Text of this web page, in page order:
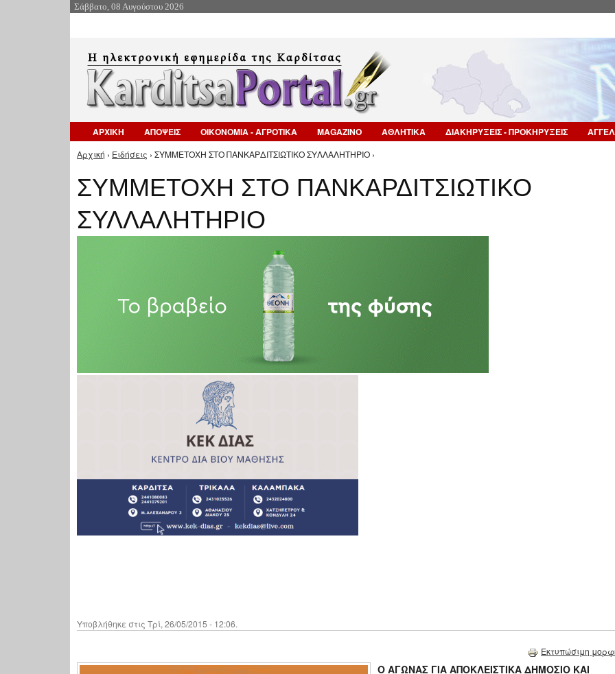
Σάββατο, 08 Αυγούστου 2026
ΑΡΧΙΚΗ ΑΠΟΨΕΙΣ ΟΙΚΟΝΟΜΙΑ - ΑΓΡΟΤΙΚΑ MAGAZINO ΑΘΛΗΤΙΚΑ ΔΙΑΚΗΡΥΞΕΙΣ - ΠΡΟΚΗΡΥΞΕΙΣ
Είστε εδώ
Αρχική › Ειδήσεις › ΣΥΜΜΕΤΟΧΗ ΣΤΟ ΠΑΝΚΑΡΔΙΤΣΙΩΤΙΚΟ ΣΥΛΛΑΛΗΤΗΡΙΟ ›
ΣΥΜΜΕΤΟΧΗ ΣΤΟ ΠΑΝΚΑΡΔΙΤΣΙΩΤΙΚΟ
ΣΥΛΛΑΛΗΤΗΡΙΟ
Υποβλήθηκε στις Τρί, 26/05/2015 - 12:06.
Εκτυπώσιμη
Ο ΑΓΩΝΑΣ ΓΙΑ ΑΠΟΚΛΕΙΣΤΙΚΑ ΔΗΜΟΣΙΟ ΚΑΙ